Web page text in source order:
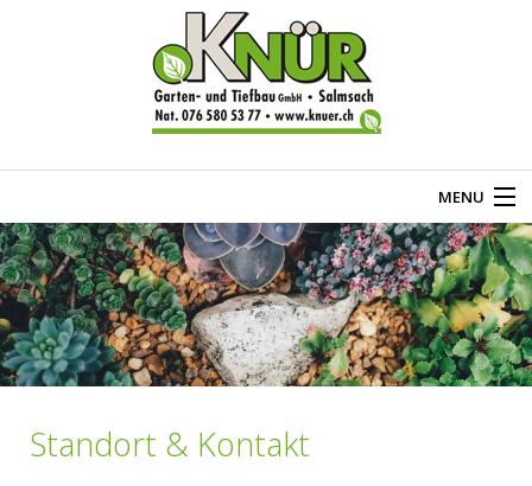
MENU
Home
Über uns
Gartenbau
Standort & Kontakt